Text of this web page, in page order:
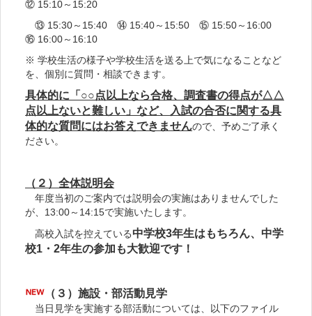
⑫ 15:10～15:20
⑬ 15:30～15:40 ⑭ 15:40～15:50 ⑮ 15:50～16:00
⑯ 16:00～16:10
※ 学校生活の様子や学校生活を送る上で気になることなど
を、個別に質問・相談できます。
具体的に「○○点以上なら合格、調査書の得点が△△
点以上ないと難しい」など、入試の合否に関する具
体的な質問にはお答えできませんので、予めご了承く
ださい。
（２）全体説明会
年度当初のご案内では説明会の実施はありませんでした
が、13:00～14:15で実施いたします。
高校入試を控えている中学校3年生はもちろん、中学
校1・2年生の参加も大歓迎です！
（３）施設・部活動見学
当日見学を実施する部活動については、以下のファイル